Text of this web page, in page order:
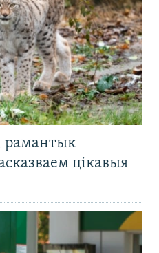
рамантык
цікавыя